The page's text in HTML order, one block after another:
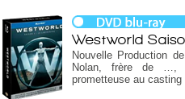
Westworld
Nouvelle Production
Nolan, frère de …,
prometteuse au casting